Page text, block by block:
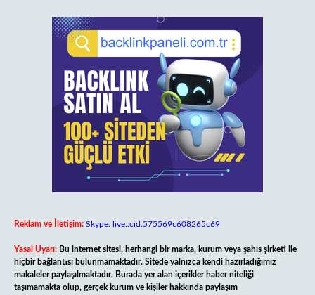
Reklam ve İletişim: Skype: live:.cid.575569c608265c69
Yasal Uyarı: Bu internet sitesi, herhangi bir marka, kurum veya şahıs şirketi ile
hiçbir bağlantısı bulunmamaktadır. Sitede yalnızca kendi hazırladığımız
makaleler paylaşılmaktadır. Burada yer alan içerikler haber niteliği
taşımamakta olup, gerçek kurum ve kişiler hakkında paylaşım